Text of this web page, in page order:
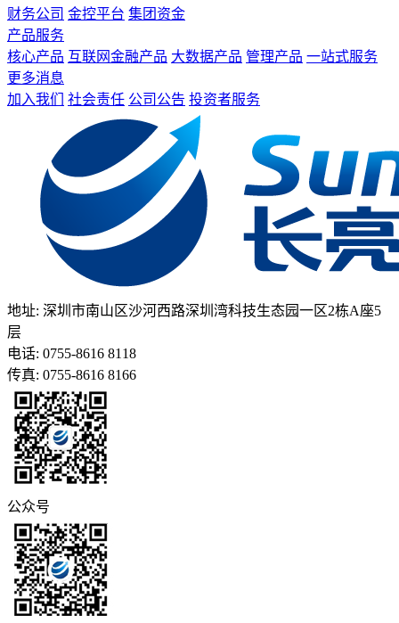
财务公司 金控平台 集团资金
产品服务
核心产品 互联网金融产品 大数据产品 管理产品 一站式服务
更多消息
加入我们
社会责任 公司公告 投资者服务
地址: 深圳市南山区沙河西路深圳湾科技生态园一区2栋A座5
层
电话: 0755-8616 8118
传真: 0755-8616 8166
公众号